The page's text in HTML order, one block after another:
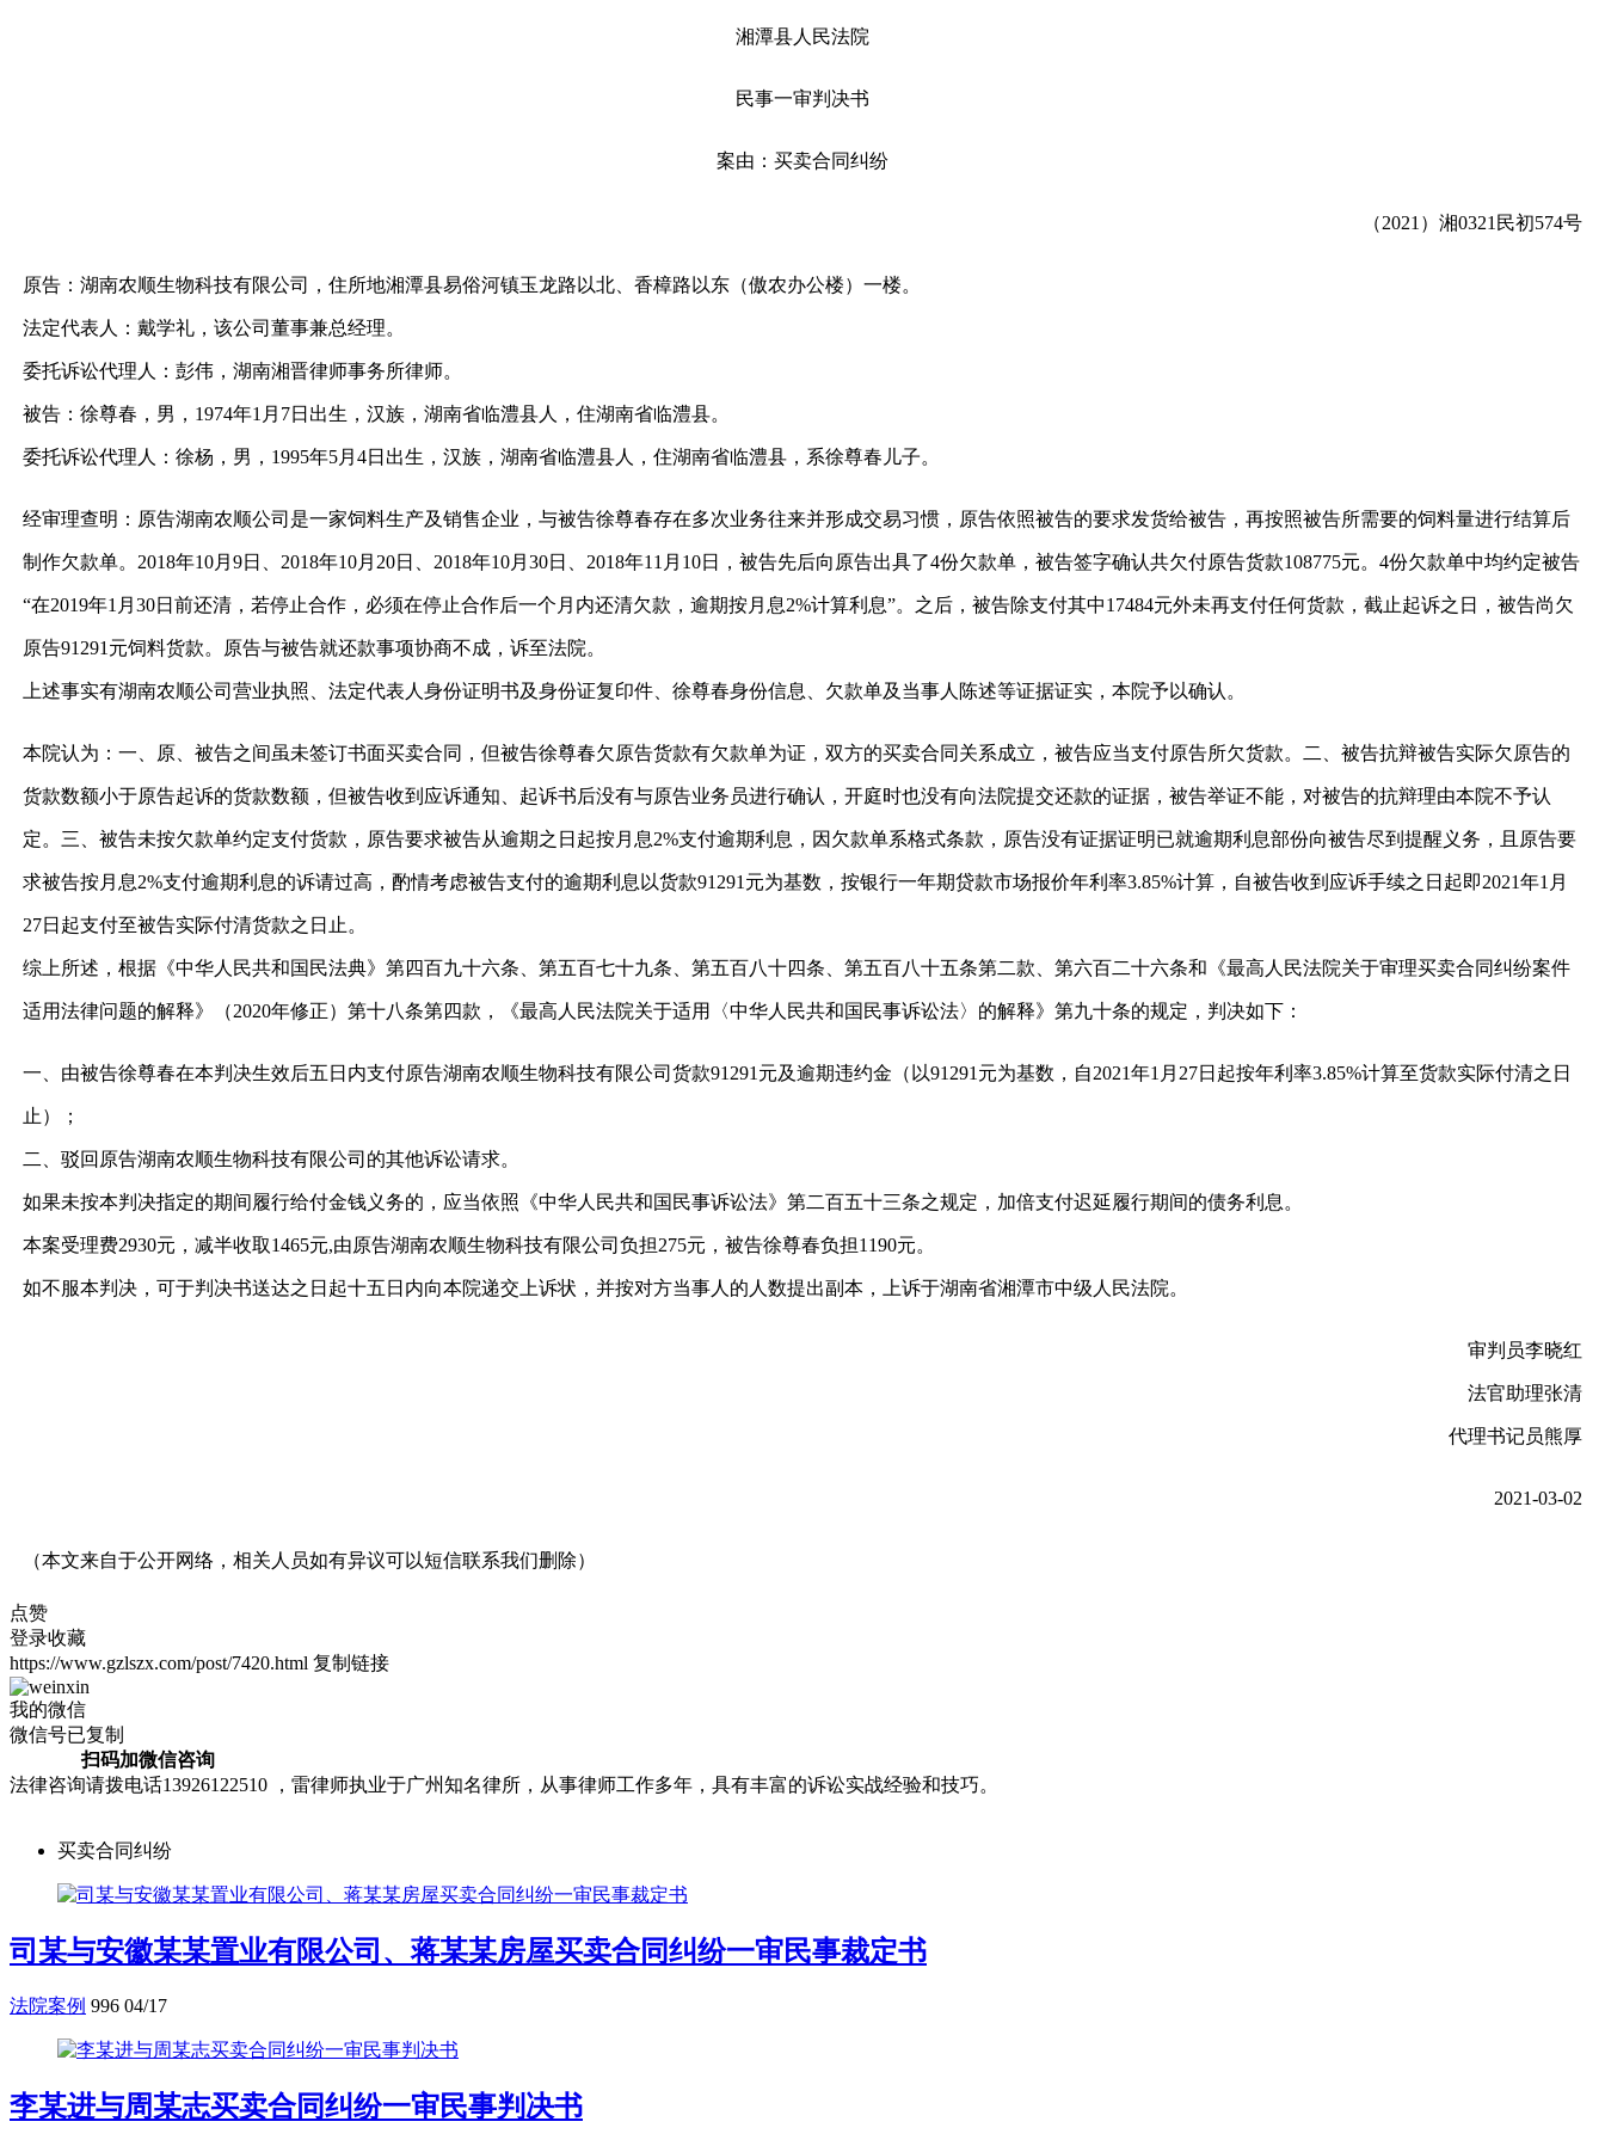
湘潭县人民法院
民事一审判决书
案由：买卖合同纠纷
（2021）湘0321民初574号
原告：湖南农顺生物科技有限公司，住所地湘潭县易俗河镇玉龙路以北、香樟路以东（傲农办公楼）一楼。
法定代表人：戴学礼，该公司董事兼总经理。
委托诉讼代理人：彭伟，湖南湘晋律师事务所律师。
被告：徐尊春，男，1974年1月7日出生，汉族，湖南省临澧县人，住湖南省临澧县。
委托诉讼代理人：徐杨，男，1995年5月4日出生，汉族，湖南省临澧县人，住湖南省临澧县，系徐尊春儿子。
经审理查明：原告湖南农顺公司是一家饲料生产及销售企业，与被告徐尊春存在多次业务往来并形成交易习惯，原告依照被告的要求发货给被告，再按照被告所需要的饲料量进行结算后
制作欠款单。2018年10月9日、2018年10月20日、2018年10月30日、2018年11月10日，被告先后向原告出具了4份欠款单，被告签字确认共欠付原告货款108775元。4份欠款单中均约定被告
“在2019年1月30日前还清，若停止合作，必须在停止合作后一个月内还清欠款，逾期按月息2%计算利息”。之后，被告除支付其中17484元外未再支付任何货款，截止起诉之日，被告尚欠
原告91291元饲料货款。原告与被告就还款事项协商不成，诉至法院。
上述事实有湖南农顺公司营业执照、法定代表人身份证明书及身份证复印件、徐尊春身份信息、欠款单及当事人陈述等证据证实，本院予以确认。
本院认为：一、原、被告之间虽未签订书面买卖合同，但被告徐尊春欠原告货款有欠款单为证，双方的买卖合同关系成立，被告应当支付原告所欠货款。二、被告抗辩被告实际欠原告的
货款数额小于原告起诉的货款数额，但被告收到应诉通知、起诉书后没有与原告业务员进行确认，开庭时也没有向法院提交还款的证据，被告举证不能，对被告的抗辩理由本院不予认
定。三、被告未按欠款单约定支付货款，原告要求被告从逾期之日起按月息2%支付逾期利息，因欠款单系格式条款，原告没有证据证明已就逾期利息部份向被告尽到提醒义务，且原告要
求被告按月息2%支付逾期利息的诉请过高，酌情考虑被告支付的逾期利息以货款91291元为基数，按银行一年期贷款市场报价年利率3.85%计算，自被告收到应诉手续之日起即2021年1月
27日起支付至被告实际付清货款之日止。
综上所述，根据《中华人民共和国民法典》第四百九十六条、第五百七十九条、第五百八十四条、第五百八十五条第二款、第六百二十六条和《最高人民法院关于审理买卖合同纠纷案件
适用法律问题的解释》（2020年修正）第十八条第四款，《最高人民法院关于适用〈中华人民共和国民事诉讼法〉的解释》第九十条的规定，判决如下：
一、由被告徐尊春在本判决生效后五日内支付原告湖南农顺生物科技有限公司货款91291元及逾期违约金（以91291元为基数，自2021年1月27日起按年利率3.85%计算至货款实际付清之日
止）；
二、驳回原告湖南农顺生物科技有限公司的其他诉讼请求。
如果未按本判决指定的期间履行给付金钱义务的，应当依照《中华人民共和国民事诉讼法》第二百五十三条之规定，加倍支付迟延履行期间的债务利息。
本案受理费2930元，减半收取1465元,由原告湖南农顺生物科技有限公司负担275元，被告徐尊春负担1190元。
如不服本判决，可于判决书送达之日起十五日内向本院递交上诉状，并按对方当事人的人数提出副本，上诉于湖南省湘潭市中级人民法院。
审判员李晓红
法官助理张清
代理书记员熊厚
2021-03-02
（本文来自于公开网络，相关人员如有异议可以短信联系我们删除）
点赞
登录收藏
https://www.gzlszx.com/post/7420.html 复制链接
我的微信
微信号已复制
扫码加微信咨询
法律咨询请拨电话13926122510 ，雷律师执业于广州知名律所，从事律师工作多年，具有丰富的诉讼实战经验和技巧。
买卖合同纠纷
司某与安徽某某置业有限公司、蒋某某房屋买卖合同纠纷一审民事裁定书
法院案例 996 04/17
李某进与周某志买卖合同纠纷一审民事判决书